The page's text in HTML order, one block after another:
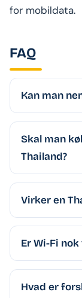
for mobildata.
FAQ
Kan man
Skal man
Thailand?
Virker en
Er Wi-Fi
Hvad er